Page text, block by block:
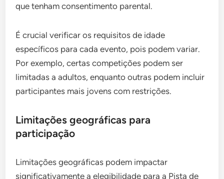
que tenham consentimento parental.
É crucial verificar os requisitos de idade
específicos para cada evento, pois podem variar.
Por exemplo, certas competições podem ser
limitadas a adultos, enquanto outras podem incluir
participantes mais jovens com restrições.
Limitações geográficas para
participação
Limitações geográficas podem impactar
significativamente a elegibilidade para a Pista de